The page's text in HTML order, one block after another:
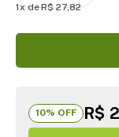
1 R$ 27,82
10% OFF R$